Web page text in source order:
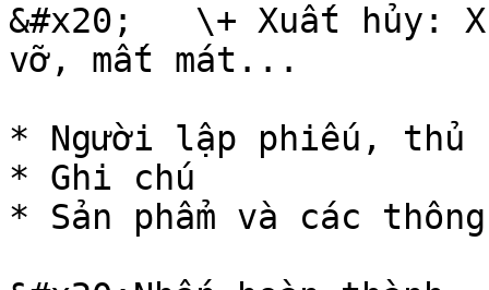
&#x20;   \+ Xuất hủy:
vỡ, mất mát...
* Người lập phiếu, thủ
* Ghi chú
* Sản phẩm và các